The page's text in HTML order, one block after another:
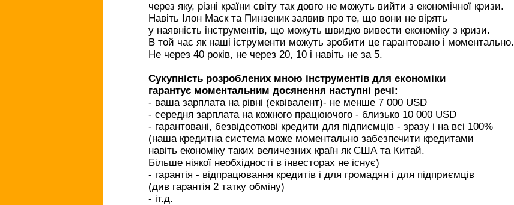
через яку, різні країни світу так довго не можуть вийти з економічної кризи.
Навіть Ілон Маск та Пинзеник заявив про те, що вони не вірять
у наявність інструментів, що можуть швидко вивести економіку з кризи.
В той час як наші іструменти можуть зробити це гарантовано і моментально.
Не через 40 років, не через 20, 10 і навіть не за 5.
Сукупність розроблених мною інструментів для економіки
гарантує моментальним досянення наступні речі:
- ваша зарплата на рівні (еквівалент)- не менше 7 000 USD
- середня зарплата на кожного працюючого - близько 10 000 USD
- гарантовані, безвідсоткові кредити для підпиємців - зразу і на всі 100%
(наша кредитна система може моментально забезпечити кредитами
навіть економіку таких величезних країн як США та Китай.
Більше ніякої необхідності в інвесторах не існує)
- гарантія - відпрацювання кредитів і для громадян і для підприємців
(див гарантія 2 татку обміну)
- іт.д.